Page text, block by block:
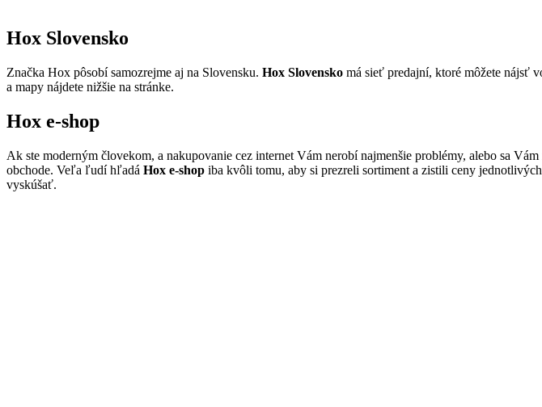
Hox Slovensko
Značka Hox pôsobí samozrejme aj na Slovensku. Hox Slovensko má sieť predajní, ktoré môžete nájsť
a mapy nájdete nižšie na stránke.
Hox e-shop
Ak ste moderným človekom, a nakupovanie cez internet Vám nerobí najmenšie problémy, alebo sa
obchode. Veľa ľudí hľadá Hox e-shop iba kvôli tomu, aby si prezreli sortiment a zistili ceny
vyskúšať.